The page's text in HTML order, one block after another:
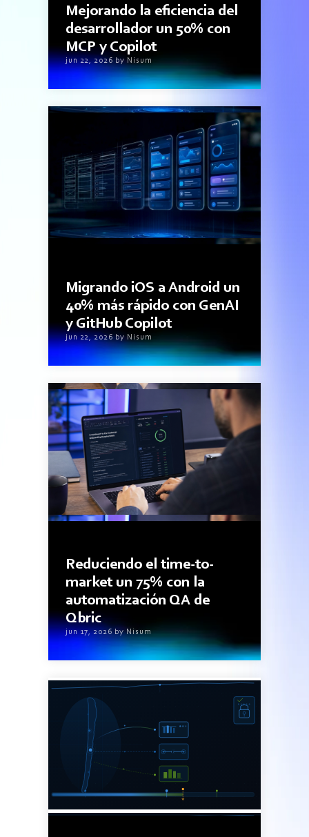
Mejorando la eficiencia del
desarrollador un 50% con
MCP y Copilot
jun 22, 2026 by Nisum
Migrando iOS a Android un
40% más rápido con GenAI
y GitHub Copilot
jun 22, 2026 by Nisum
Reduciendo el time-to-
market un 75% con la
automatización QA de
Qbric
jun 17, 2026 by Nisum